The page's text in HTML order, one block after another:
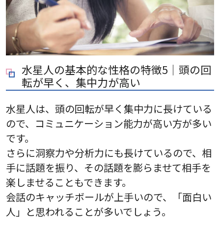
水星人の基本的な性格の特徴5｜頭の回
転が早く、集中力が高い
水星人は、頭の回転が早く集中力に長けている
ので、コミュニケーション能力が高い方が多い
です。
さらに洞察力や分析力にも長けているので、相
手に話題を振り、その話題を膨らませて相手を
楽しませることもできます。
会話のキャッチボールが上手いので、「面白い
人」と思われることが多いでしょう。